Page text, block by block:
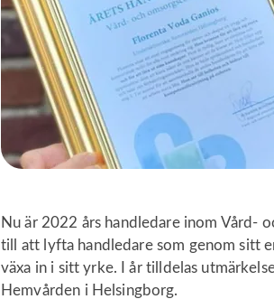
Nu är 2022 års handledare inom Vård-
till att lyfta handledare som genom sitt
växa in i sitt yrke. I år tilldelas
Hemvården i Helsingborg.